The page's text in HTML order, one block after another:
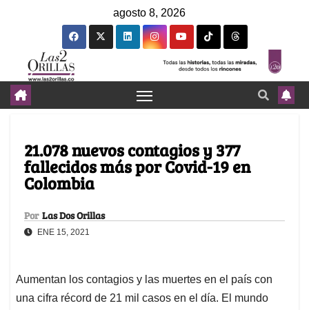
agosto 8, 2026
21.078 nuevos contagios y 377
fallecidos más por Covid-19 en
Colombia
Por Las Dos Orillas
ENE 15, 2021
Aumentan los contagios y las muertes en el país con
una cifra récord de 21 mil casos en el día. El mundo